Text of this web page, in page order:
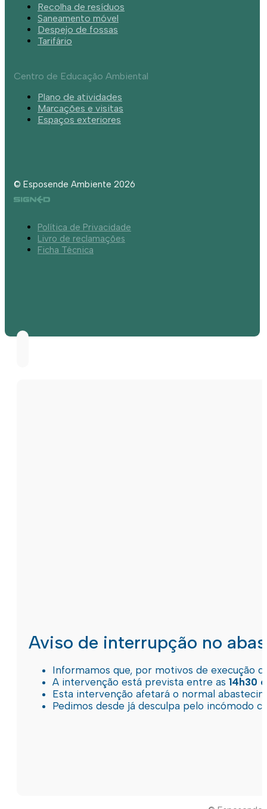
Recolha de resíduos
Saneamento móvel
Despejo de fossas
Tarifário
Centro de Educação Ambiental
Plano de atividades
Marcações e visitas
Espaços exteriores
© Esposende Ambiente 2026
Política de Privacidade
Livro de reclamações
Ficha Técnica
Aviso de interrupção no
Informamos que, por motivos de execução
A intervenção está prevista entre as 14h30
Esta intervenção afetará o normal
Pedimos desde já desculpa pelo incómodo